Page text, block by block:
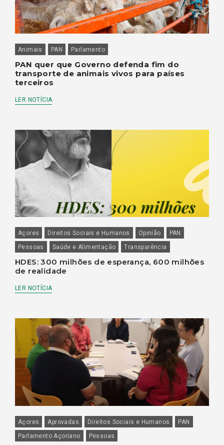
Animais PAN Parlamento
PAN quer que Governo defenda fim do
transporte de animais vivos para países
terceiros
LER NOTÍCIA
Açores Direitos Sociais e Humanos Opinião
PAN
Pessoas
Saúde e Alimentação Transparência
HDES: 300 milhões de esperança, 600 milhões
de realidade
LER NOTÍCIA
Açores Aprovadas Direitos Sociais e Humanos
PAN
Parlamento Açoriano
Pessoas